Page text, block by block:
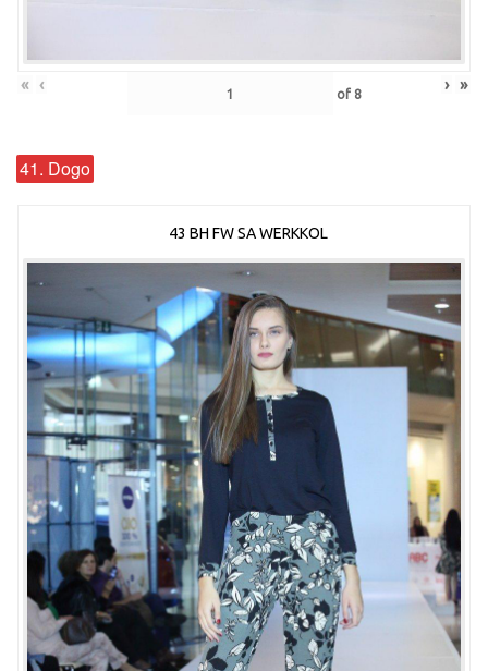
« ‹ of 8 › »
41. Dogo
43 BH FW SA WERKKOL